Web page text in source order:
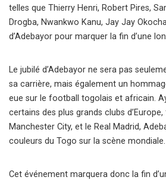
telles que Thierry Henri, Robert Pires,
Drogba, Nwankwo Kanu, Jay Jay
d’Adebayor pour marquer la fin d’une
Le jubilé d’Adebayor ne sera pas
sa carrière, mais également un
eue sur le football togolais et africain.
certains des plus grands clubs d’Europe,
Manchester City, et le Real Madrid,
couleurs du Togo sur la scène mondiale.
Cet événement marquera donc la fin